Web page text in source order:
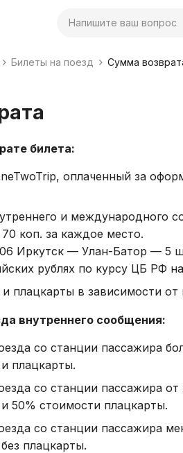
Поиск
Билеты на поезд Сумма
билета:
оплаченный за
и международного
коп. за каждое место.
Иркутск — Улан-Батор — 5
рублях по курсу ЦБ РФ
плацкарты в зависимости от
внутреннего сообщения:
со станции пассажира
плацкарты.
со станции пассажира
50% стоимости плацкарты.
со станции пассажира
плацкарты.